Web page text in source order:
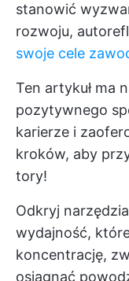
stanowić
rozwoju,
swoje cele
Ten artykuł ma
pozytywnego
karierze i
kroków, aby
tory!
Odkryj
wydajność,
koncentrację,
osiągnąć